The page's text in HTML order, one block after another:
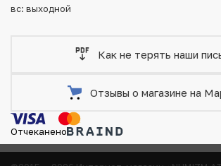
вс: выходной
Как не терять наши
Отзывы о магазине на
Отчеканено